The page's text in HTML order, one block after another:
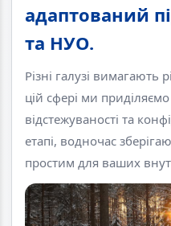
адаптований
та НУО.
Різні галузі вимагають
цій сфері ми
відстежуваності та
етапі, водночас
простим для ваших